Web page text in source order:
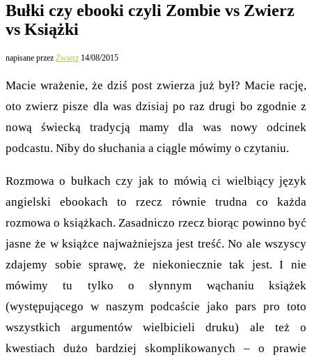
Bułki czy ebooki czyli Zombie vs Zwierz
vs Książki
napisane przez Zwierz 14/08/2015
Macie wrażenie, że dziś post zwierza już był? Macie rację,
oto zwierz pisze dla was dzisiaj po raz drugi bo zgodnie z
nową świecką tradycją mamy dla was nowy odcinek
podcastu. Niby do słuchania a ciągle mówimy o czytaniu.
Rozmowa o bułkach czy jak to mówią ci wielbiący język
angielski ebookach to rzecz równie trudna co każda
rozmowa o książkach. Zasadniczo rzecz biorąc powinno być
jasne że w książce najważniejsza jest treść. No ale wszyscy
zdajemy sobie sprawę, że niekoniecznie tak jest. I nie
mówimy tu tylko o słynnym wąchaniu książek
(występującego w naszym podcaście jako pars pro toto
wszystkich argumentów wielbicieli druku) ale też o
kwestiach dużo bardziej skomplikowanych – o prawie